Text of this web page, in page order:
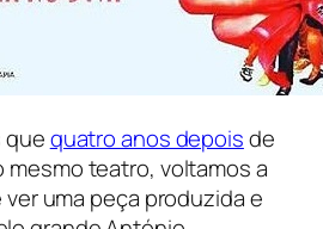
quequatro anos depoisde
teatro, voltamos a
uma peça produzida e